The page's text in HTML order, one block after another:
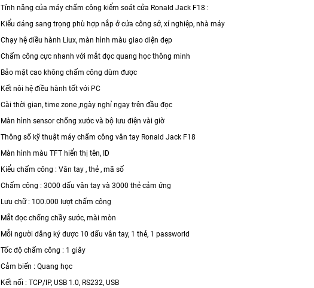
Tính năng của máy chấm công kiểm soát cửa Ronald Jack F18 :
Kiểu dáng sang trọng phù hợp nắp ở cửa công sở, xí nghiệp, nhà máy
Chạy hệ điều hành Liux, màn hình màu giao diện đẹp
Chấm công cực nhanh với mắt đọc quang học thông minh
Bảo mật cao không chấm công dùm được
Kết nôi hệ điều hành tốt với PC
Cài thời gian, time zone ,ngày nghỉ ngay trên đầu đọc
Màn hình sensor chống xước và bộ lưu điện vài giờ
Thông số kỹ thuật máy chấm công vân tay Ronald Jack F18
Màn hình màu TFT hiển thị tên, ID
Kiểu chấm công : Vân tay , thẻ , mã số
Chấm công : 3000 dấu vân tay và 3000 thẻ cảm ứng
Lưu chữ : 100.000 lượt chấm công
Mắt đọc chống chầy sước, mài mòn
Mỗi người đăng ký được 10 dấu vân tay, 1 thẻ, 1 passworld
Tốc độ chấm công : 1 giây
Cảm biến : Quang học
Kết nối : TCP/IP, USB 1.0, RS232, USB